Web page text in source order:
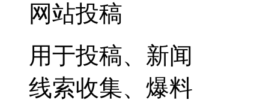
网站投稿
用于投稿、新闻
线索收集、爆料